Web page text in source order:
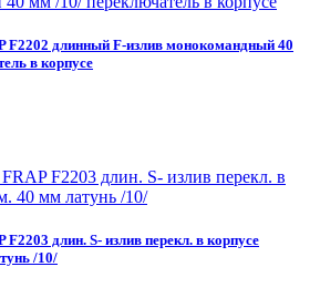
F2202 длинный F-излив монокомандный 40
в корпусе
длин. S- излив перекл. в корпусе
/10/